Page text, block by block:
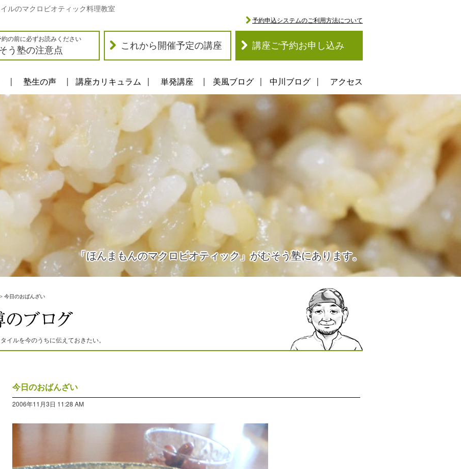
ルのマクロビオティック料理教室
約の前に必ずお読みください
う塾の注意点 これから開催予定の講座 講座ご予約お申し込み
予約申込システムのご利用方法について
塾生の声 講座カリキュラム 単発講座 美風ブログ 中川ブログ アクセス
「ほんまもんのマクロビオティック」がむそう塾にあります。
> 今日のおばんざい
イルを今のうちに伝えておきたい。
今日のおばんざい
2006年11月3日 11:28 AM